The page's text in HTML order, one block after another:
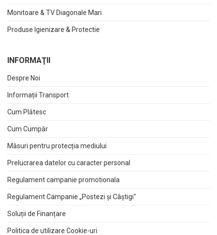
Monitoare & TV Diagonale Mari
Produse Igienizare & Protectie
INFORMAŢII
Despre Noi
Informații Transport
Cum Plătesc
Cum Cumpăr
Măsuri pentru protecția mediului
Prelucrarea datelor cu caracter personal
Regulament campanie promotionala
Regulament Campanie „Postezi și Câștigi"
Soluții de Finanțare
Politica de utilizare Cookie-uri